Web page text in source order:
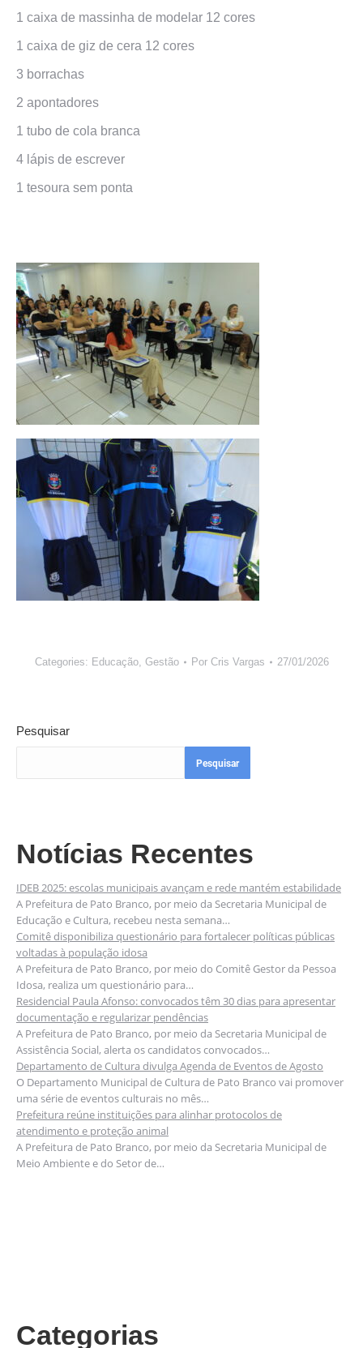
1 caixa de massinha de modelar 12 cores
1 caixa de giz de cera 12 cores
3 borrachas
2 apontadores
1 tubo de cola branca
4 lápis de escrever
1 tesoura sem ponta
Categories: Educação, Gestão Por Cris Vargas 27/01/2026
Pesquisar
Pesquisar
Notícias Recentes
IDEB 2025: escolas municipais avançam e rede mantém estabilidade
A Prefeitura de Pato Branco, por meio da Secretaria Municipal de
Educação e Cultura, recebeu nesta semana…
Comitê disponibiliza questionário para fortalecer políticas públicas
voltadas à população idosa
A Prefeitura de Pato Branco, por meio do Comitê Gestor da Pessoa
Idosa, realiza um questionário para…
Residencial Paula Afonso: convocados têm 30 dias para apresentar
documentação e regularizar pendências
A Prefeitura de Pato Branco, por meio da Secretaria Municipal de
Assistência Social, alerta os candidatos convocados…
Departamento de Cultura divulga Agenda de Eventos de Agosto
O Departamento Municipal de Cultura de Pato Branco vai promover
uma série de eventos culturais no mês…
Prefeitura reúne instituições para alinhar protocolos de
atendimento e proteção animal
A Prefeitura de Pato Branco, por meio da Secretaria Municipal de
Meio Ambiente e do Setor de…
Categorias